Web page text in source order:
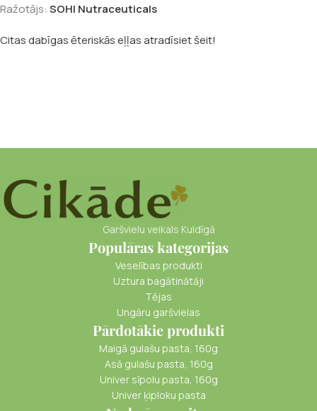
Ražotājs: SOHI Nutraceuticals
Citas dabīgas ēteriskās eļļas atradīsiet šeit!
Garšvielu veikals Kuldīgā
Populāras kategorijas
Veselības produkti
Uztura bagātinātāji
Tējas
Ungāru garšvielas
Pārdotākie produkti
Maigā gulašu pasta, 160g
Asā gulašu pasta, 160g
Univer sīpolu pasta, 160g
Univer ķiploku pasta